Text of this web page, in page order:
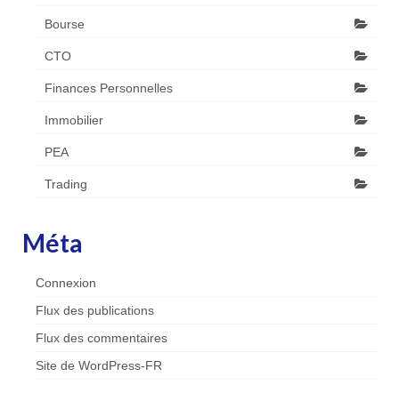
Bourse
CTO
Finances Personnelles
Immobilier
PEA
Trading
Méta
Connexion
Flux des publications
Flux des commentaires
Site de WordPress-FR